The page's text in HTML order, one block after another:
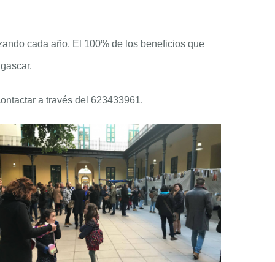
cada año. El 100% de los beneficios que
a través del 623433961.